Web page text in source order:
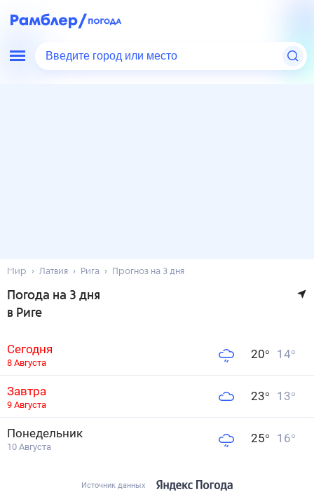
Введите город или место
Мир Латвия Рига Прогноз на 3 дня
Погода на 3 дня
в Риге
Сегодня
8 Августа
20° 14°
Завтра
9 Августа
23° 13°
Понедельник
10 Августа
25° 16°
Источник данных